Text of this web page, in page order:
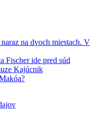
na dvoch miestach. V
Fischer ide pred súd
Kajúcnik